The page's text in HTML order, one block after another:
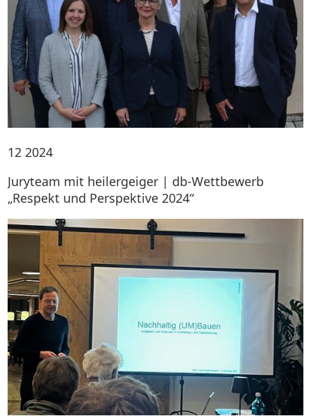
12 2024
Juryteam mit heilergeiger | db-Wettbewerb
„Respekt und Perspektive 2024“